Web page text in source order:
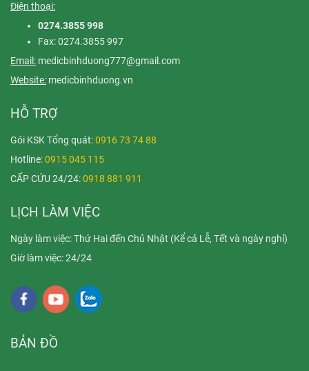
Điện thoại:
0274.3855 998
Fax: 0274.3855 997
Email: medicbinhduong777@gmail.com
Website: medicbinhduong.vn
HỖ TRỢ
Gói KSK Tổng quát:0916 73 74 88
Hotline: 0915 045 115
CẤP CỨU 24/24:0918 881 911
LỊCH LÀM VIỆC
Ngày làm việc: Thứ Hai đến Chủ Nhật (Kể cả Lễ, Tết và ngày nghỉ)
Giờ làm việc: 24/24
BẢN ĐỒ